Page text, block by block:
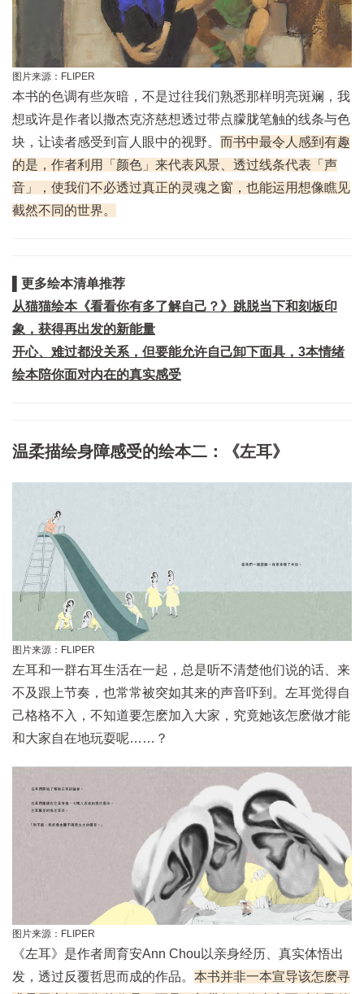
图片来源：FLIPER
本书的色调有些灰暗，不是过往我们熟悉那样明亮斑斓，我
想或许是作者以撒杰克济慈想透过带点朦胧笔触的线条与色
块，让读者感受到盲人眼中的视野。 而书中最令人感到有趣
的是，作者利用「颜色」来代表风景、透过线条代表「声
音」，使我们不必透过真正的灵魂之窗，也能运用想像瞧见
截然不同的世界。
▌更多绘本清单推荐
从猫猫绘本《看看你有多了解自己？》跳脱当下和刻板印
象，获得再出发的新能量
开心、难过都没关系，但要能允许自己卸下面具，3本情绪
绘本陪你面对内在的真实感受
温柔描绘身障感受的绘本二：《左耳》
图片来源：FLIPER
左耳和一群右耳生活在一起，总是听不清楚他们说的话、来
不及跟上节奏，也常常被突如其来的声音吓到。左耳觉得自
己格格不入，不知道要怎麽加入大家，究竟她该怎麽做才能
和大家自在地玩耍呢……？
图片来源：FLIPER
《左耳》是作者周育安Ann Chou以亲身经历、真实体悟出
发，透过反覆哲思而成的作品。 本书并非一本宣导该怎麽寻